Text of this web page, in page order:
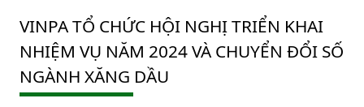
VINPA TỔ CHỨC HỘI NGHỊ TRIỂN KHAI
NHIỆM VỤ NĂM 2024 VÀ CHUYỂN ĐỔI SỐ
NGÀNH XĂNG DẦU